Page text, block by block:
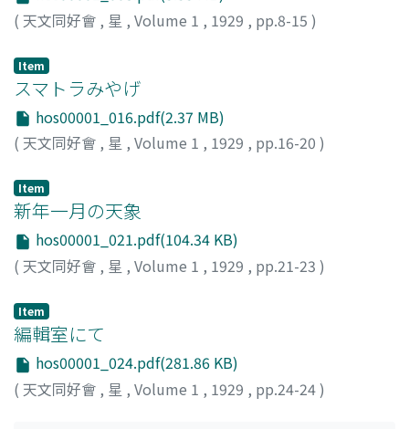
( 天文同好會 , 星 , Volume 1 , 1929 , pp.8-15 )
Item
スマトラみやげ
hos00001_016.pdf(2.37 MB)
( 天文同好會 , 星 , Volume 1 , 1929 , pp.16-20 )
Item
新年一月の天象
hos00001_021.pdf(104.34 KB)
( 天文同好會 , 星 , Volume 1 , 1929 , pp.21-23 )
Item
編輯室にて
hos00001_024.pdf(281.86 KB)
( 天文同好會 , 星 , Volume 1 , 1929 , pp.24-24)